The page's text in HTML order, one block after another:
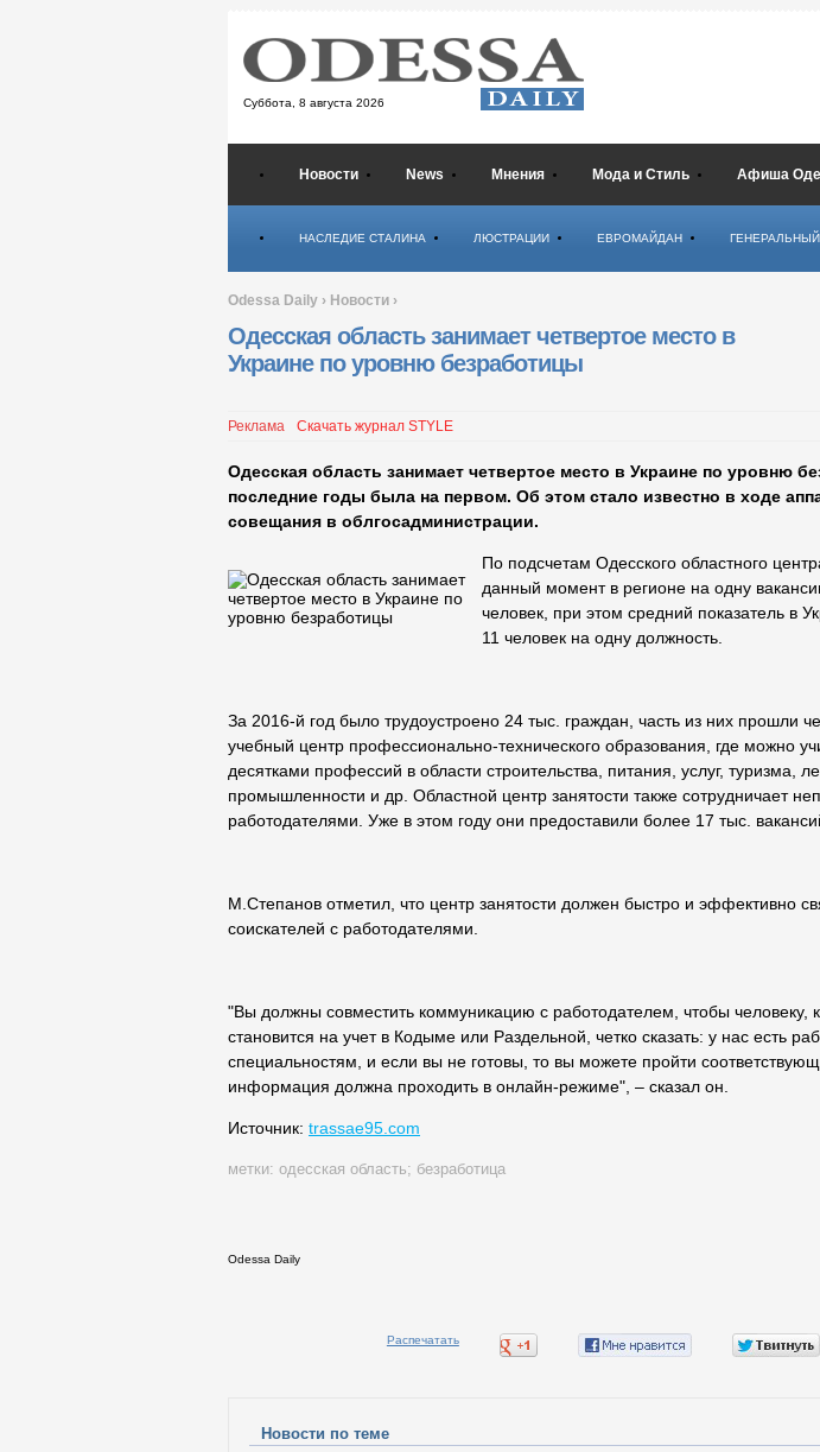
Суббота, 8 августа 2026
Новости News Мнения Мода и Стиль Афиша
НАСЛЕДИЕ СТАЛИНА ЛЮСТРАЦИИ ЕВРОМАЙДАН
Odessa Daily › Новости ›
Одесская область занимает четвертое место в
Украине по уровню безработицы
Реклама Скачать журнал STYLE
Одесская область занимает четвертое место в Украине по уровню
последние годы была на первом. Об этом стало известно в ходе
совещания в облгосадминистрации.
По подсчетам Одесского областного
данный момент в регионе на одну
человек, при этом средний показатель в
11 человек на одну должность.
За 2016-й год было трудоустроено 24 тыс. граждан, часть из них прошли
учебный центр профессионально-технического образования, где можно
десятками профессий в области строительства, питания, услуг, туризма,
промышленности и др. Областной центр занятости также сотрудничает
работодателями. Уже в этом году они предоставили более 17 тыс.
М.Степанов отметил, что центр занятости должен быстро и эффективно
соискателей с работодателями.
"Вы должны совместить коммуникацию с работодателем, чтобы человеку,
становится на учет в Кодыме или Раздельной, четко сказать: у нас есть
специальностям, и если вы не готовы, то вы можете пройти
информация должна проходить в онлайн-режиме", – сказал он.
Источник: trassae95.com
метки: одесская область; безработица
Odessa Daily
Распечатать
Новости по теме